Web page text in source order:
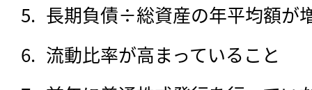
長期負債÷総資産の年平均額が
流動比率が高まっていること